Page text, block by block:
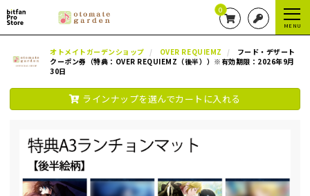
0
MENU
オトメイトガーデンショップ OVER REQUIEMZ
フード・デザート
クーポン券（特典：OVER REQUIEMZ（後半））※有効期限：2026年9月
30日
ラインナップを選んでカートに入れる